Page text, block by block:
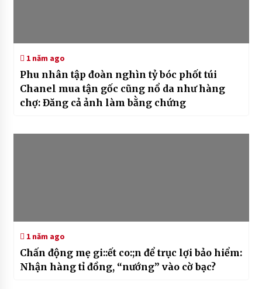
1 năm ago
Phu nhân tập đoàn nghìn tỷ bóc phốt túi
Chanel mua tận gốc cũng nổ da như hàng
chợ: Đăng cả ảnh làm bằng chứng
1 năm ago
Chấn động mẹ gi::ết co:;n để trục lợi bảo hiểm:
Nhận hàng tỉ đồng, “nướng” vào cờ bạc?